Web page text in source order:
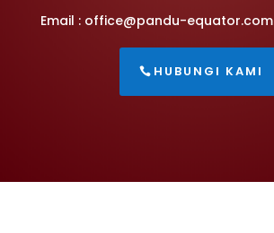
Email : office@pandu-equator.com
HUBUNGI KAMI